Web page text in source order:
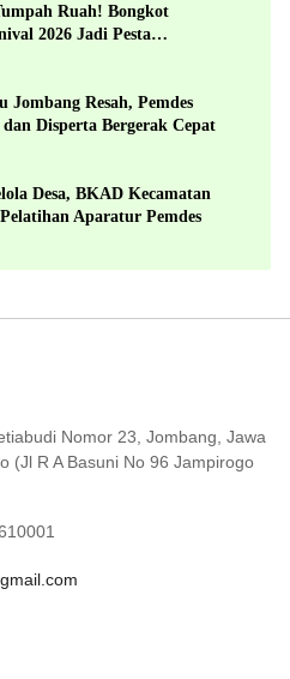
Ruah! Bongkot
2026 Jadi Pesta
di Peterongan
Jombang Resah, Pemdes
Disperta Bergerak Cepat
Desa, BKAD Kecamatan
Aparatur Pemdes
Nomor 23, Jombang, Jawa
(Jl R A Basuni No 96 Jampirogo